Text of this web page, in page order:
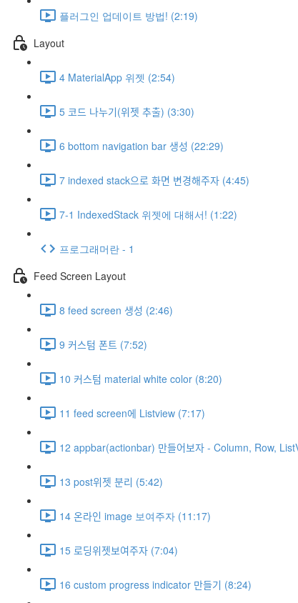
플러그인 업데이트 방법! (2:19)
Layout
4 MaterialApp 위젯 (2:54)
5 코드 나누기(위젯 추출) (3:30)
6 bottom navigation bar 생성 (22:29)
7 indexed stack으로 화면 변경해주자 (4:45)
7-1 IndexedStack 위젯에 대해서! (1:22)
프로그래머란 - 1
Feed Screen Layout
8 feed screen 생성 (2:46)
9 커스텀 폰트 (7:52)
10 커스텀 material white color (8:20)
11 feed screen에 Listview (7:17)
12 appbar(actionbar) 만들어보자 - Column, Row,
13 post위젯 분리 (5:42)
14 온라인 image 보여주자 (11:17)
15 로딩위젯보여주자 (7:04)
16 custom progress indicator 만들기 (8:24)